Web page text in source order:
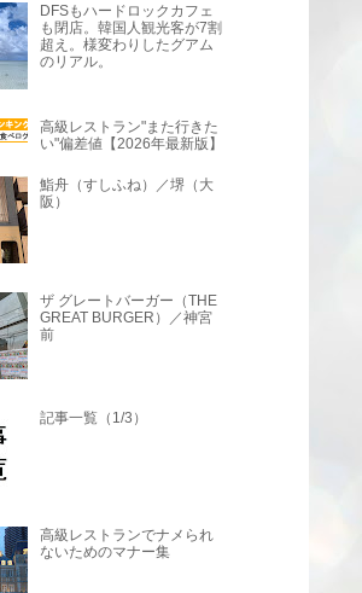
DFSもハードロックカフェ
も閉店。韓国人観光客が7割
超え。様変わりしたグアム
のリアル。
高級レストラン"また行きた
い"偏差値【2026年最新版】
鮨舟（すしふね）／堺（大
阪）
ザ グレートバーガー（THE
GREAT BURGER）／神宮
前
記事一覧（1/3）
高級レストランでナメられ
ないためのマナー集